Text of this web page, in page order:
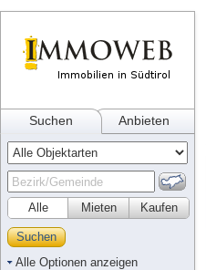
Suchen Anbieten
Alle Kaufen
Mieten
Suchen
Alle Optionen anzeigen